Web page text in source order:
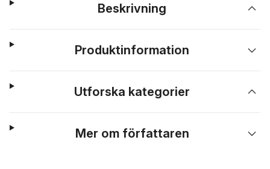
Beskrivning
Produktinformation
Utforska kategorier
Mer om författaren